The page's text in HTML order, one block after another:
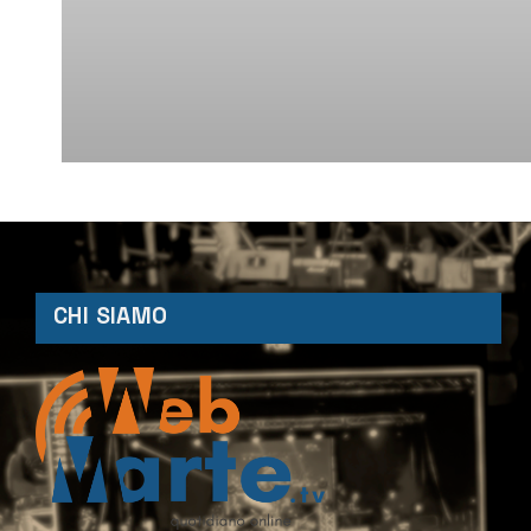
CHI SIAMO